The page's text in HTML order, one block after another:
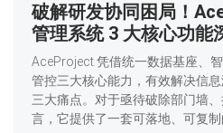
破解研发协同困局！
管理系统 3 大核心功能
AceProject 凭借统一数据基座、
管控三大核心能力，有效解决信
三大痛点。对于亟待破除部门墙
言，它提供了一套可落地、可复制